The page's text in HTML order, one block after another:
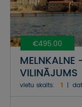
€495.00
VILINĀJUMS
vietu skaits: 1